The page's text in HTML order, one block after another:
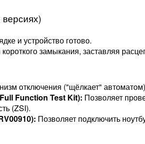
и устройство готово.
замыкания, заставляя
отключения ("щёлкает"
Function Test Kit): Позволяет
(ZSI).
Позволяет подключить